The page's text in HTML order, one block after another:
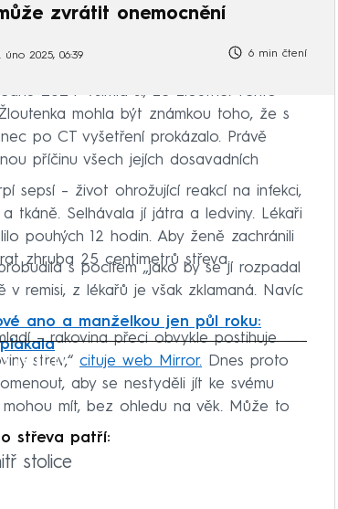
zvrátit onemocnění
úno 2025, 06:39 6 min čtení
2024: Všimla si, že žloutne. Tento
mohla být známkou toho, že s
po CT vyšetření prokázalo. Právě
příčinu všech jejích dosavadních
sepsí – život ohrožující reakcí na infekci,
tkáně. Selhávala jí játra a ledviny. Lékaři
pouhých 12 hodin. Aby ženě zachránili
zhruba 25 centimetrů střeva.
s pocitem „jako by se jí rozpadal
v remisi, z lékařů je však zklamaná. Navíc
ano a manželkou jen půl roku:
fetch
– rakovina přeci obvykle postihuje
střev,“ cituje web Mirror. Dnes proto
aby se nestyděli jít ke svému
mohou mít, bez ohledu na věk. Může to
střeva patří:
stolice